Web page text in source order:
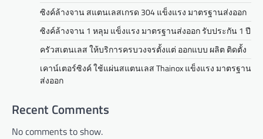
ซิงค์ล้างจาน สแตนเลสเกรด 304 แข็งแรง มาตรฐานส่งออก
ซิงค์ล้างจาน 1 หลุม แข็งแรง มาตรฐานส่งออก รับประกัน 1 ปี
ครัวสเตนเลส ให้บริการครบวงจรตั้งแต่ ออกแบบ ผลิต ติดตั้ง
เคาน์เตอร์ซิงค์ ใช้แผ่นสแตนเลส Thainox แข็งแรง มาตรฐาน
ส่งออก
Recent Comments
No comments to show.